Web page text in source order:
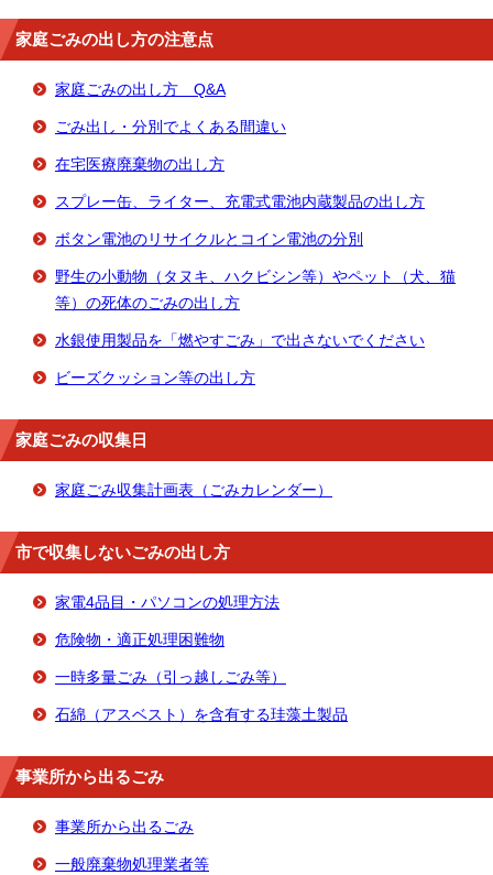
家庭ごみの出し方の注意点
家庭ごみの出し方 Q&A
ごみ出し・分別でよくある間違い
在宅医療廃棄物の出し方
スプレー缶、ライター、充電式電池内蔵製品の出し方
ボタン電池のリサイクルとコイン電池の分別
野生の小動物（タヌキ、ハクビシン等）やペット（犬、猫
等）の死体のごみの出し方
水銀使用製品を「燃やすごみ」で出さないでください
ビーズクッション等の出し方
家庭ごみの収集日
家庭ごみ収集計画表（ごみカレンダー）
市で収集しないごみの出し方
家電4品目・パソコンの処理方法
危険物・適正処理困難物
一時多量ごみ（引っ越しごみ等）
石綿（アスベスト）を含有する珪藻土製品
事業所から出るごみ
事業所から出るごみ
一般廃棄物処理業者等